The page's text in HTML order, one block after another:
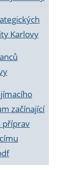
Karlovy
začínající
příprav